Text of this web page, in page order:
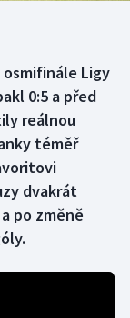
Ligy
0:5 a před
reálnou
téměř
dvakrát
po změně